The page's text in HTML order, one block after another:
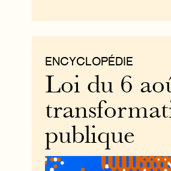
ENCYCLOPÉDIE
Loi du 6
publique